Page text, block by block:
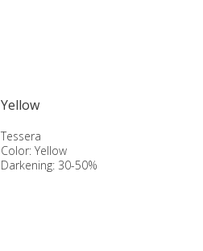
Yellow
Tessera
Color: Yellow
Darkening: 30-50%